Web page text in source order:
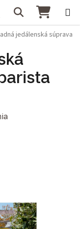
Hľadať
jedálenská súprava